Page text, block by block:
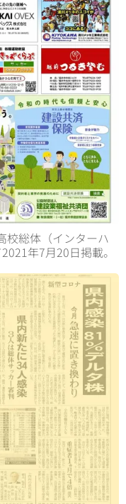
校総体（インターハ
年7月20日掲載。